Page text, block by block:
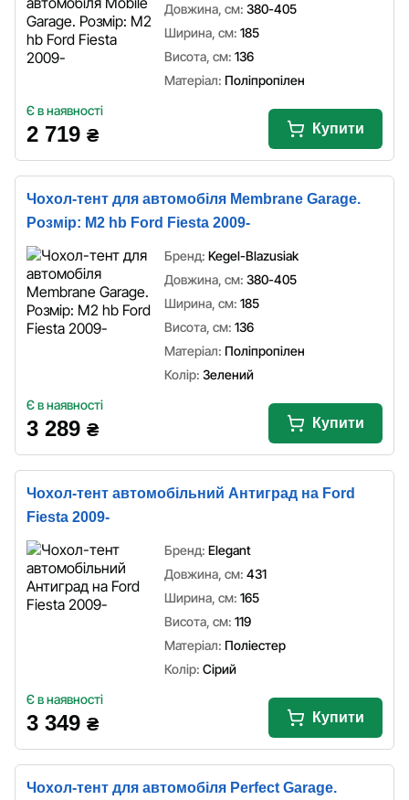
Довжина, см: 380-405
Ширина, см: 185
Висота, см: 136
Матеріал: Поліпропілен
Є в наявності
2 719 ₴ Купити
Чохол-тент для автомобіля Membrane Garage.
Розмір: M2 hb Ford Fiesta 2009-
Бренд: Kegel-Blazusiak
Довжина, см: 380-405
Ширина, см: 185
Висота, см: 136
Матеріал: Поліпропілен
Колір: Зелений
Є в наявності
3 289 ₴ Купити
Чохол-тент автомобільний Антиград на Ford
Fiesta 2009-
Бренд: Elegant
Довжина, см: 431
Ширина, см: 165
Висота, см: 119
Матеріал: Поліестер
Колір: Сірий
Є в наявності
3 349 ₴ Купити
Чохол-тент для автомобіля Perfect Garage.